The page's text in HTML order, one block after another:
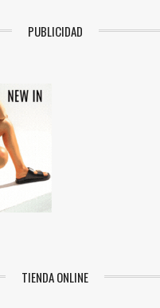
PUBLICIDAD
TIENDA ONLINE